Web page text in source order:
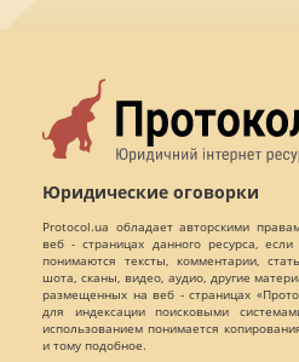
Юридические оговорки
Protocol.ua обладает авторскими
веб - страницах данного ресурса,
понимаются тексты, комментарии,
шота, сканы, видео, аудио, другие
размещенных на веб - страницах
для индексации поисковыми
использованием понимается
и тому подобное.